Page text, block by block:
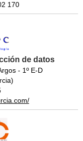
170
de datos
- 1º E-D